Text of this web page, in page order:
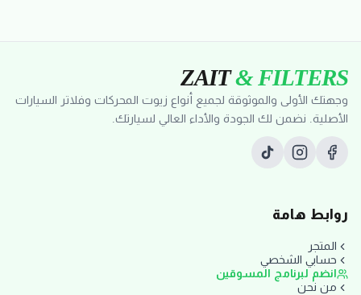
ZAIT& FILTERS
وجهتك الأولى والموثوقة لجميع أنواع زيوت المحركات وفلاتر السيارات
الأصلية. نضمن لك الجودة والأداء العالي لسيارتك.
روابط هامة
المتجر
حسابي الشخصي
انضم لبرنامج المسوقين
من نحن